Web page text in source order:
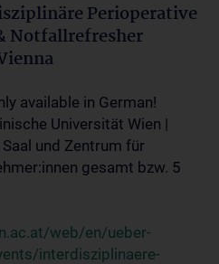
Perioperative
Notfallrefresher
available in German!
Universität Wien |
und Zentrum für
gesamt bzw. 5
web/en/ueber-
interdisziplinaere-